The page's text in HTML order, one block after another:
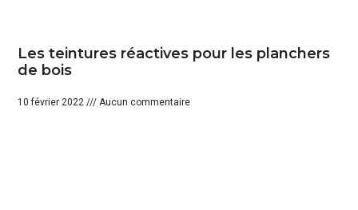
Les teintures réactives pour les planchers
de bois
10 février 2022 Aucun commentaire